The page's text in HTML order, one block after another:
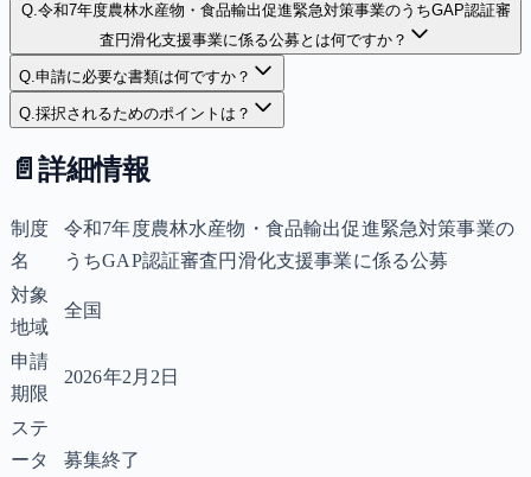
Q.令和7年度農林水産物・食品輸出促進緊急対策事業のうちGAP認証審
査円滑化支援事業に係る公募とは何ですか？
Q.申請に必要な書類は何ですか？
Q.採択されるためのポイントは？
📄 詳細情報
制度
名
令和7年度農林水産物・食品輸出促進緊急対策事業の
うちGAP認証審査円滑化支援事業に係る公募
対象
地域
全国
申請
期限
2026年2月2日
ステ
ータ
募集終了